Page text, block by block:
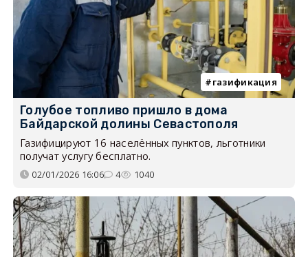
газификация
Голубое топливо пришло в дома
Байдарской долины Севастополя
Газифицируют 16 населённых пунктов, льготники
получат услугу бесплатно.
02/01/2026 16:06 4 1040